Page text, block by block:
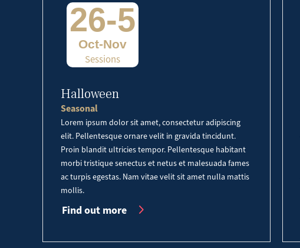
26-5
Oct-Nov
Sessions
Halloween
Seasonal
Lorem ipsum dolor sit amet, consectetur adipiscing
elit. Pellentesque ornare velit in gravida tincidunt.
Proin blandit ultricies tempor. Pellentesque habitant
morbi tristique senectus et netus et malesuada fames
ac turpis egestas. Nam vitae velit sit amet nulla mattis
mollis.
Find out more